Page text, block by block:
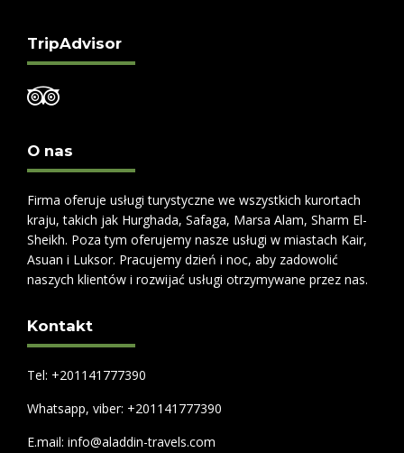
TripAdvisor
O nas
Firma oferuje usługi turystyczne we wszystkich kurortach
kraju, takich jak Hurghada, Safaga, Marsa Alam, Sharm El-
Sheikh. Poza tym oferujemy nasze usługi w miastach Kair,
Asuan i Luksor. Pracujemy dzień i noc, aby zadowolić
naszych klientów i rozwijać usługi otrzymywane przez nas.
Kontakt
Tel: +201141777390
Whatsapp, viber: +201141777390
E.mail: info@aladdin-travels.com